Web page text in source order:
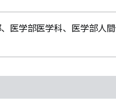
医学部医学科、医学部人